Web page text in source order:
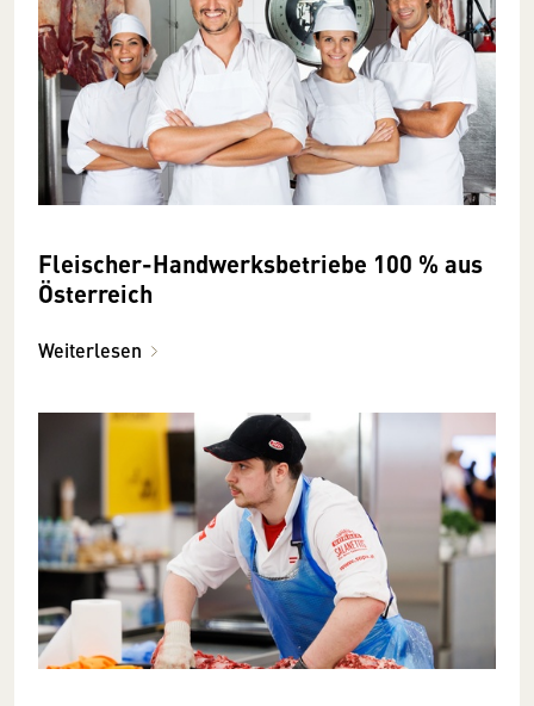
Fleischer-Handwerksbetriebe 100 % aus
Österreich
Weiterlesen